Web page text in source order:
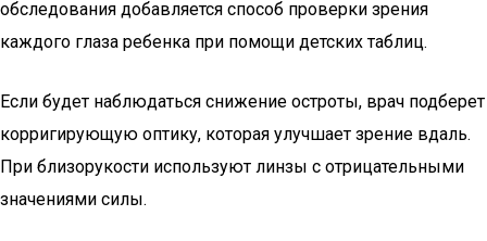
обследования добавляется способ проверки зрения
каждого глаза ребенка при помощи детских таблиц.
Если будет наблюдаться снижение остроты, врач подберет
корригирующую оптику, которая улучшает зрение вдаль.
При близорукости используют линзы с отрицательными
значениями силы.